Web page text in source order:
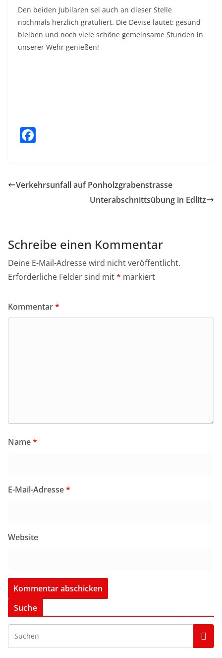
Den beiden Jubilaren sei auch an dieser Stelle
nochmals herzlich gratuliert. Die Devise lautet: gesund
bleiben und noch viele schöne gemeinsame Stunden in
unserer Wehr genießen!
e
k
Verkehrsunfall auf Ponholzgrabenstrasse
Unterabschnittsübung in Edlitz
Schreibe einen Kommentar
Deine E-Mail-Adresse wird nicht veröffentlicht.
Erforderliche Felder sind mit* markiert
Kommentar*
Name*
E-Mail-Adresse*
Website
Suche